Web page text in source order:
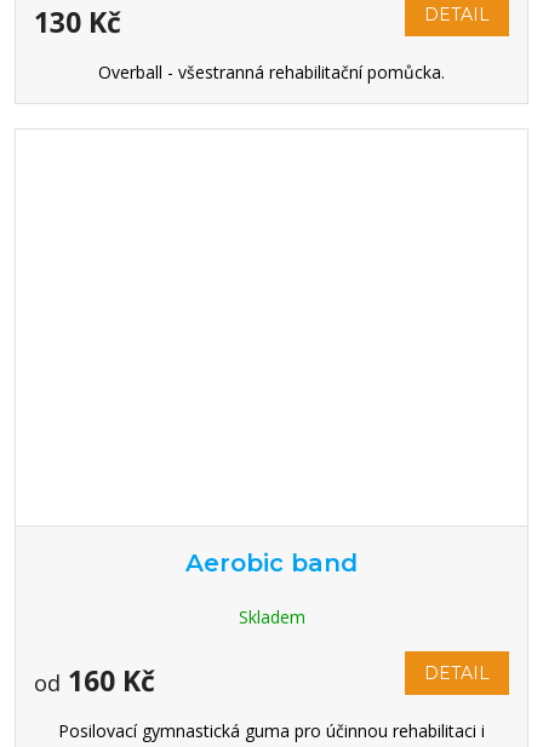
130 Kč DETAIL
Overball - všestranná rehabilitační pomůcka.
Aerobic band
Skladem
od 160 Kč DETAIL
Posilovací gymnastická guma pro účinnou rehabilitaci i